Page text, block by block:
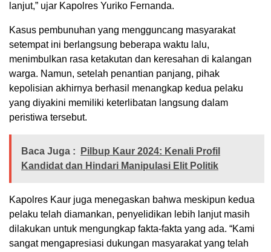
lanjut,” ujar Kapolres Yuriko Fernanda.
Kasus pembunuhan yang mengguncang masyarakat
setempat ini berlangsung beberapa waktu lalu,
menimbulkan rasa ketakutan dan keresahan di kalangan
warga. Namun, setelah penantian panjang, pihak
kepolisian akhirnya berhasil menangkap kedua pelaku
yang diyakini memiliki keterlibatan langsung dalam
peristiwa tersebut.
Baca Juga :
Pilbup Kaur 2024: Kenali Profil
Kandidat dan Hindari Manipulasi Elit Politik
Kapolres Kaur juga menegaskan bahwa meskipun kedua
pelaku telah diamankan, penyelidikan lebih lanjut masih
dilakukan untuk mengungkap fakta-fakta yang ada. “Kami
sangat mengapresiasi dukungan masyarakat yang telah